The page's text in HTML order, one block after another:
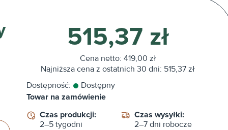
515,37 zł
Cena netto: 419,00 zł
Najniższa cena z ostatnich 30 dni: 515,37 zł
Dostępność:
Dostępny
Towar na zamówienie
Czas produkcji:
2–5 tygodni
Czas wysyłki:
2–7 dni robocze